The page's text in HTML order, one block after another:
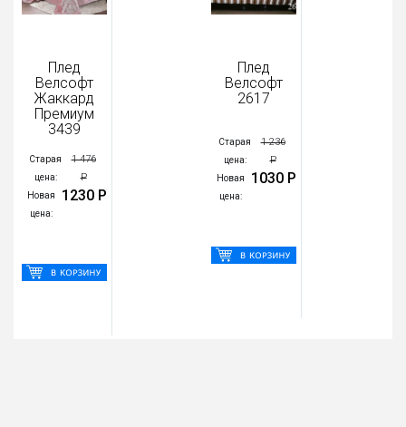
Плед
Велсофт
Жаккард
Премиум
3439
Старая
цена:
1 476
Р
Новая
цена:
1230 Р
Плед
Велсофт
2617
Старая
цена:
1 236
Р
Новая
цена:
1030 Р